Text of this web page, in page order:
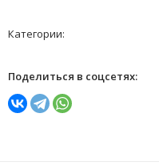
Категории:
Поделиться в соцсетях: